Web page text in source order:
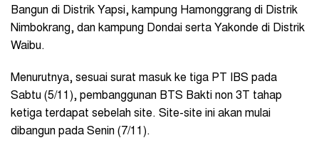
Bangun di Distrik Yapsi, kampung Hamonggrang di Distrik
Nimbokrang, dan kampung Dondai serta Yakonde di Distrik
Waibu.
Menurutnya, sesuai surat masuk ke tiga PT IBS pada
Sabtu (5/11), pembanggunan BTS Bakti non 3T tahap
ketiga terdapat sebelah site. Site-site ini akan mulai
dibangun pada Senin (7/11).